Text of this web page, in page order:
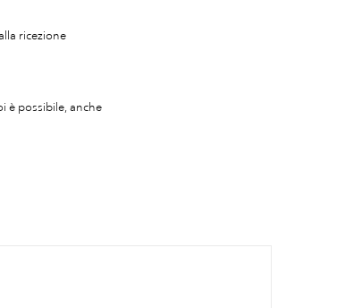
ricezione
è possibile, anche